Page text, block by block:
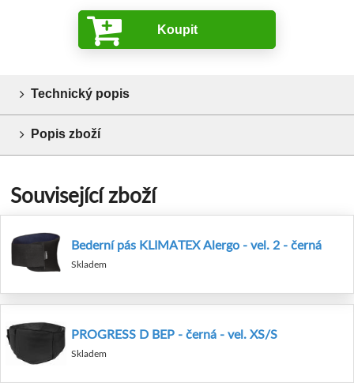
Koupit
Technický popis
Popis zboží
Související zboží
Bederní pás KLIMATEX Alergo - vel. 2 - černá
Skladem
PROGRESS D BEP - černá - vel. XS/S
Skladem